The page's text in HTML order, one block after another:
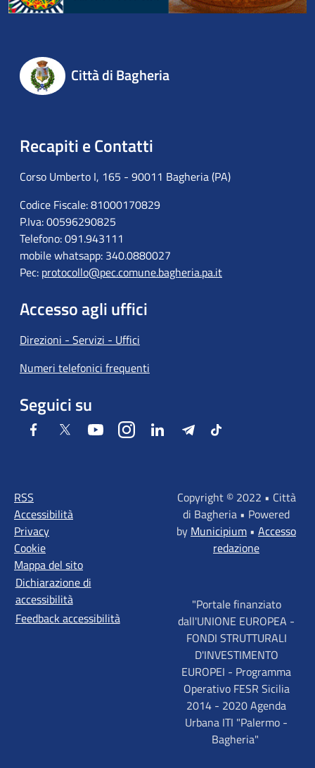
Città di Bagheria
Recapiti e Contatti
Corso Umberto I, 165 - 90011 Bagheria (PA)
Codice Fiscale: 81000170829
P.Iva: 00596290825
Telefono: 091.943111
mobile whatsapp: 340.0880027
Pec: protocollo@pec.comune.bagheria.pa.it
Accesso agli uffici
Direzioni - Servizi - Uffici
Numeri telefonici frequenti
Seguici su
Facebook Twitter YoutubeInstagramLinkedIn TelegramTiktok
RSS
Accessibilità
Privacy
Cookie
Mappa del sito
Dichiarazione di
accessibilità
Feedback accessibilità
Copyright © 2022 • Città
di Bagheria • Powered
by Municipium • Accesso
redazione
"Portale finanziato
dall'UNIONE EUROPEA -
FONDI STRUTTURALI
D'INVESTIMENTO
EUROPEI - Programma
Operativo FESR Sicilia
2014 - 2020 Agenda
Urbana ITI "Palermo -
Bagheria"